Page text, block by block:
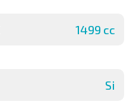
1499 cc
Si